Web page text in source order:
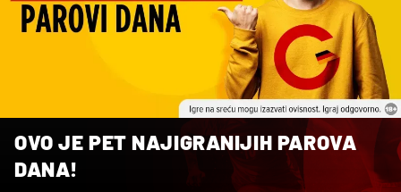
OVO JE PET NAJIGRANIJIH PAROVA
DANA!